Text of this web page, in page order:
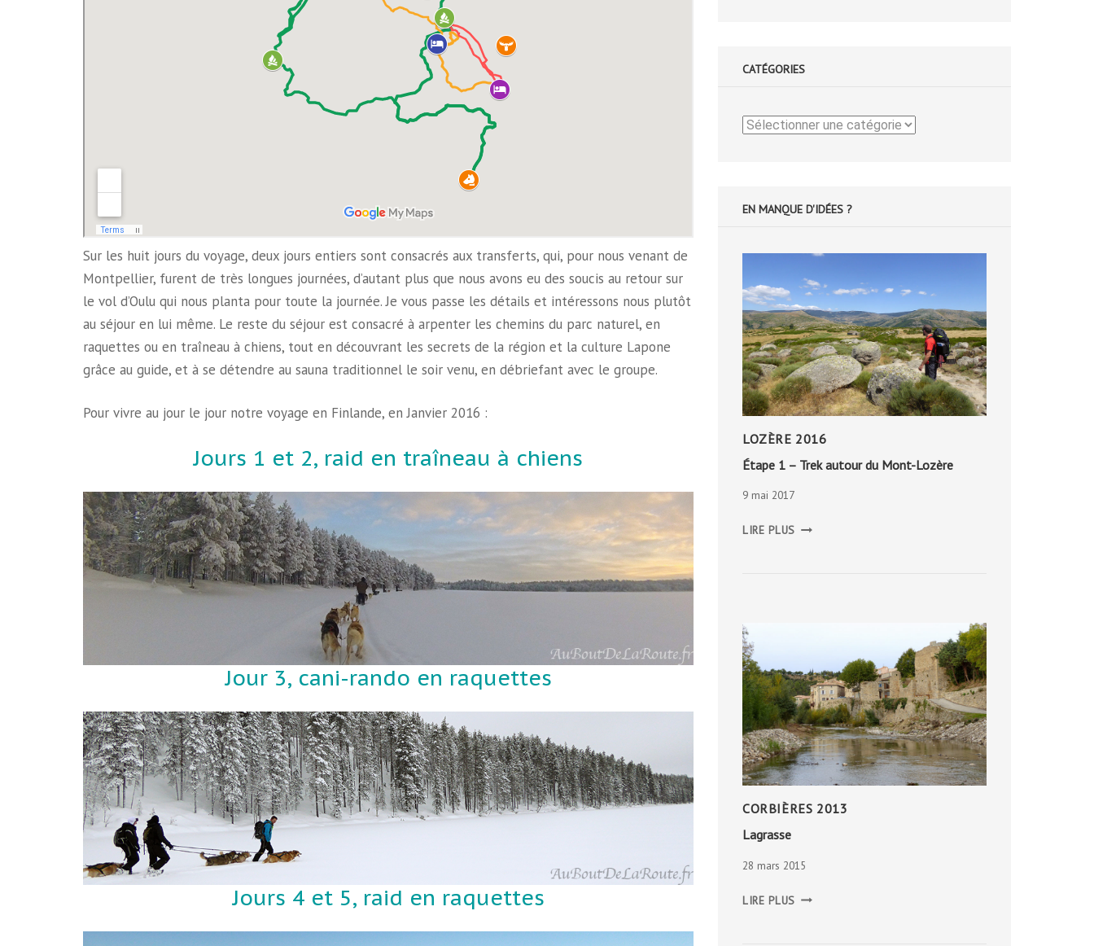
Sur les huit jours du voyage, deux jours entiers sont consacrés aux transferts, qui, pour nous venant de
Montpellier, furent de très longues journées, d’autant plus que nous avons eu des soucis au retour sur
le vol d’Oulu qui nous planta pour toute la journée. Je vous passe les détails et intéressons nous plutôt
au séjour en lui même. Le reste du séjour est consacré à arpenter les chemins du parc naturel, en
raquettes ou en traîneau à chiens, tout en découvrant les secrets de la région et la culture Lapone
grâce au guide, et à se détendre au sauna traditionnel le soir venu, en débriefant avec le groupe.
Pour vivre au jour le jour notre voyage en Finlande, en Janvier 2016 :
Jours 1 et 2, raid en traîneau à chiens
Jour 3, cani-rando en raquettes
Jours 4 et 5, raid en raquettes
CATÉGORIES
Catégories
EN MANQUE D'IDÉES ?
LOZÈRE 2016
Étape 1 – Trek autour du Mont-Lozère
9 mai 2017
LIRE PLUS
CORBIÈRES 2013
Lagrasse
28 mars 2015
LIRE PLUS